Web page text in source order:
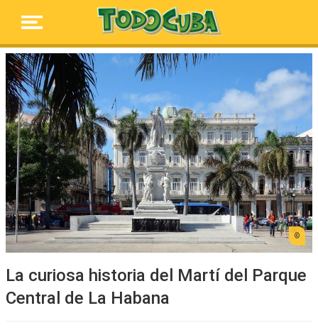
La curiosa historia del Martí del Parque
Central de La Habana